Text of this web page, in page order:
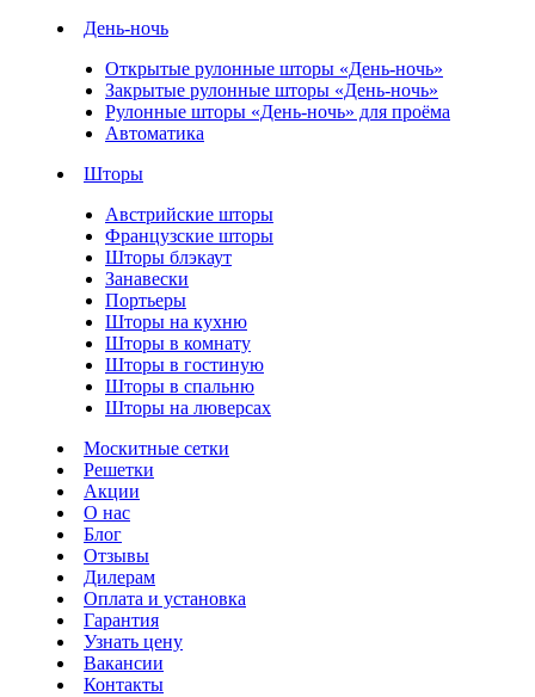
День-ночь
Открытые рулонные шторы «День-ночь»
Закрытые рулонные шторы «День-ночь»
Рулонные шторы «День-ночь» для проёма
Автоматика
Шторы
Австрийские шторы
Французские шторы
Шторы блэкаут
Занавески
Портьеры
Шторы на кухню
Шторы в комнату
Шторы в гостиную
Шторы в спальню
Шторы на люверсах
Москитные сетки
Решетки
Акции
О нас
Блог
Отзывы
Дилерам
Оплата и установка
Гарантия
Узнать цену
Вакансии
Контакты